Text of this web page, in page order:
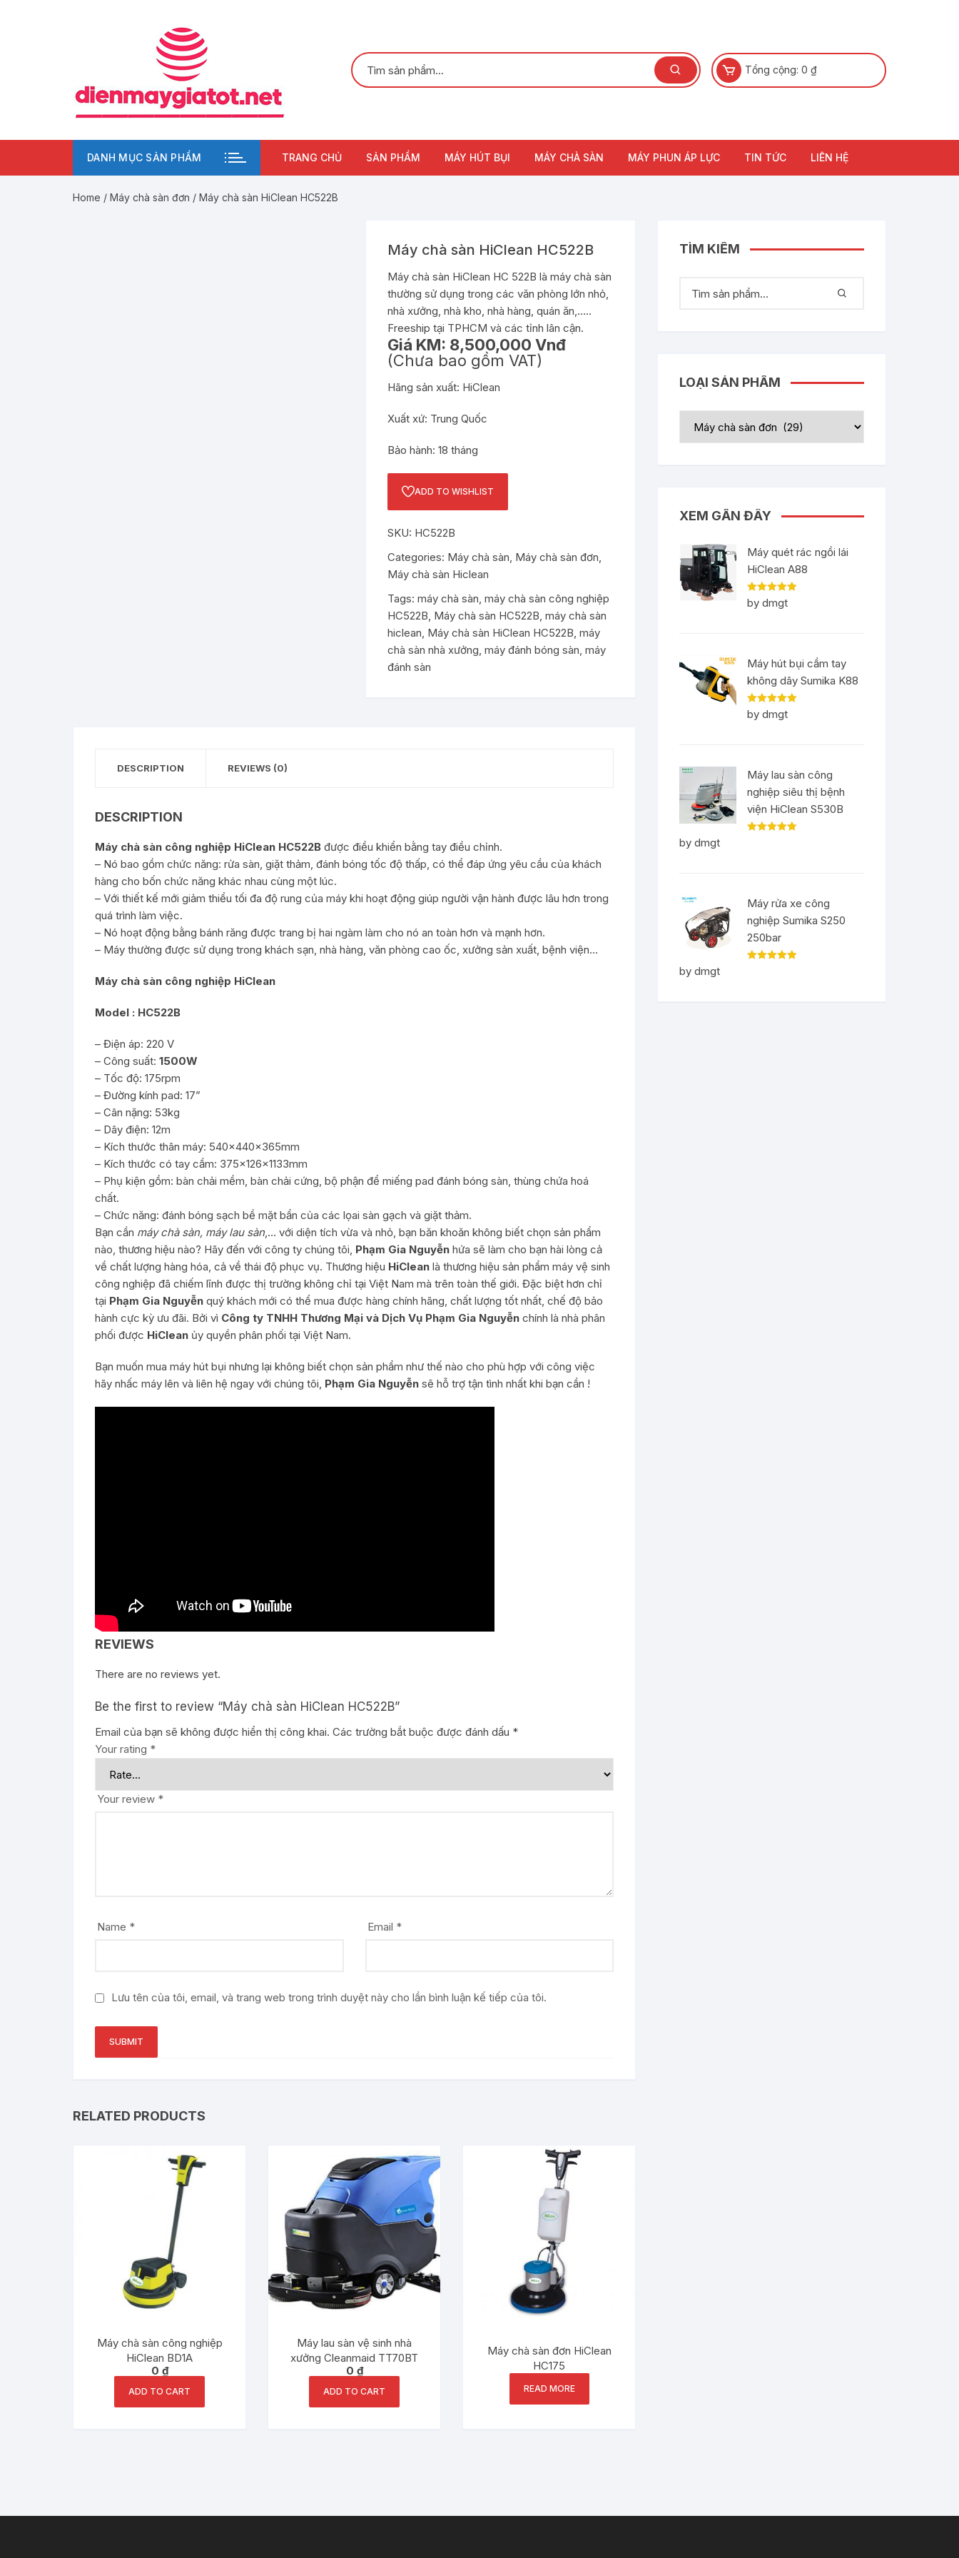
Tổng cộng: 0 ₫
DANH MỤC SẢN PHẨM TRANG CHỦ SẢN PHẨM MÁY HÚT BỤI MÁY CHÀ SÀN MÁY PHUN ÁP LỰC TIN TỨC LIÊN HỆ
Home / Máy chà sàn đơn / Máy chà sàn HiClean HC522B
Máy chà sàn HiClean HC522B
Máy chà sàn HiClean HC 522B là máy chà sàn
thường sử dụng trong các văn phòng lớn nhỏ,
nhà xưởng, nhà kho, nhà hàng, quán ăn,…..
Freeship tại TPHCM và các tỉnh lân cận.
Giá KM: 8,500,000 Vnđ
(Chưa bao gồm VAT)
Hãng sản xuất: HiClean
Xuất xứ: Trung Quốc
Bảo hành: 18 tháng
ADD TO WISHLIST
SKU: HC522B
Categories: Máy chà sàn, Máy chà sàn đơn,
Máy chà sàn Hiclean
Tags:máy chà sàn,máy chà sàn công nghiệp
HC522B, Máy chà sàn HC522B,máy chà sàn
hiclean, Máy chà sàn HiClean HC522B,máy
chà sàn nhà xưởng,máy đánh bóng sàn,máy
đánh sàn
DESCRIPTION REVIEWS (0)
DESCRIPTION
Máy chà sàn công nghiệp HiClean HC522B được điều khiển bằng tay điều chỉnh.
– Nó bao gồm chức năng: rửa sàn, giặt thảm, đánh bóng tốc độ thấp, có thể đáp ứng yêu cầu của khách
hàng cho bốn chức năng khác nhau cùng một lúc.
– Với thiết kế mới giảm thiểu tối đa độ rung của máy khi hoạt động giúp người vận hành được lâu hơn trong
quá trình làm việc.
– Nó hoạt động bằng bánh răng được trang bị hai ngàm làm cho nó an toàn hơn và mạnh hơn.
– Máy thường được sử dụng trong khách sạn, nhà hàng, văn phòng cao ốc, xưởng sản xuất, bệnh viện…
Máy chà sàn công nghiệp HiClean
Model : HC522B
– Điện áp: 220 V
– Công suất: 1500W
– Tốc độ: 175rpm
– Đường kính pad: 17”
– Cân nặng: 53kg
– Dây điện: 12m
– Kích thước thân máy: 540×440×365mm
– Kích thước có tay cầm: 375×126×1133mm
– Phụ kiện gồm: bàn chải mềm, bàn chải cứng, bộ phận để miếng pad đánh bóng sàn, thùng chứa hoá
chất.
– Chức năng: đánh bóng sạch bề mặt bẩn của các lọai sàn gạch và giặt thảm.
Bạn cần máy chà sàn, máy lau sàn,… với diện tích vừa và nhỏ, bạn băn khoăn không biết chọn sản phẩm
nào, thương hiệu nào? Hãy đến với công ty chúng tôi, Phạm Gia Nguyễn hứa sẽ làm cho bạn hài lòng cả
về chất lượng hàng hóa, cả về thái độ phục vụ. Thương hiệu HiClean là thương hiệu sản phẩm máy vệ sinh
công nghiệp đã chiếm lĩnh được thị trường không chỉ tại Việt Nam mà trên toàn thế giới. Đặc biệt hơn chỉ
tại Phạm Gia Nguyễn quý khách mới có thể mua được hàng chính hãng, chất lượng tốt nhất, chế độ bảo
hành cực kỳ ưu đãi. Bởi vì Công ty TNHH Thương Mại và Dịch Vụ Phạm Gia Nguyễn chính là nhà phân
phối được HiClean ủy quyền phân phối tại Việt Nam.
Bạn muốn mua máy hút bụi nhưng lại không biết chọn sản phẩm như thế nào cho phù hợp với công việc
hãy nhấc máy lên và liên hệ ngay với chúng tôi, Phạm Gia Nguyễn sẽ hỗ trợ tận tình nhất khi bạn cần !
REVIEWS
There are no reviews yet.
Be the first to review “Máy chà sàn HiClean HC522B”
Email của bạn sẽ không được hiển thị công khai. Các trường bắt buộc được đánh dấu *
Your rating *
Your review *
Name * Email *
Lưu tên của tôi, email, và trang web trong trình duyệt này cho lần bình luận kế tiếp của tôi.
RELATED PRODUCTS
Máy chà sàn công nghiệp
HiClean BD1A
0 ₫
ADD TO CART
Máy lau sàn vệ sinh nhà
xưởng Cleanmaid TT70BT
0 ₫
ADD TO CART
Máy chà sàn đơn HiClean
HC175
READ MORE
TÌM KIẾM
LOẠI SẢN PHẨM
XEM GẦN ĐÂY
Máy quét rác ngồi lái
HiClean A88
Rated5out
of 5
by dmgt
Máy hút bụi cầm tay
không dây Sumika K88
Rated5out
of 5
by dmgt
Máy lau sàn công
nghiệp siêu thị bệnh
viện HiClean S530B
by dmgt
Máy rửa xe công
nghiệp Sumika S250
250bar
by dmgt